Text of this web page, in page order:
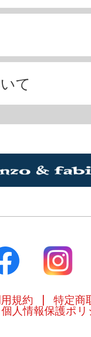
て
規約
特定商
個人情報保護ポリ